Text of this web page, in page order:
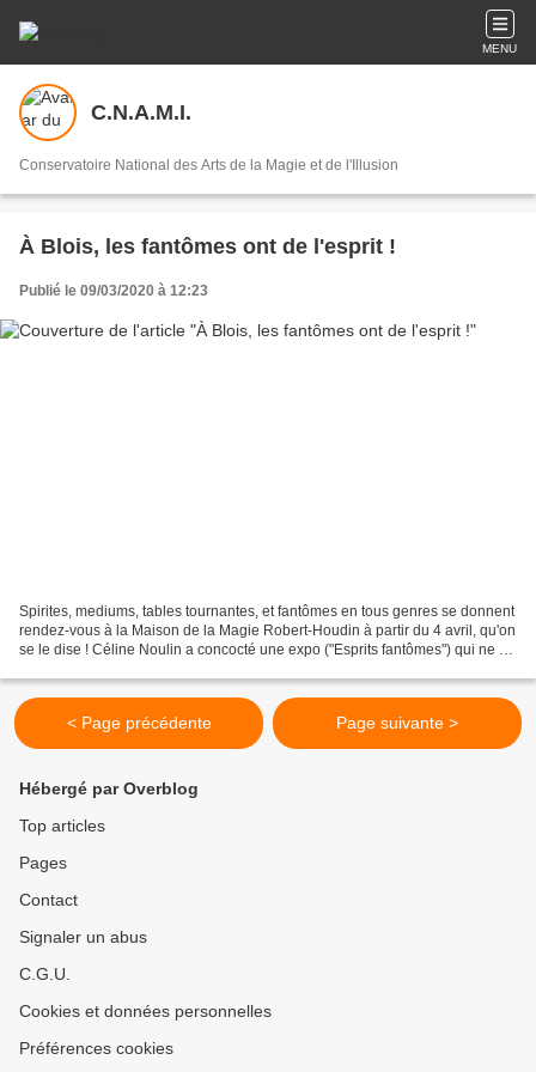
MENU
C.N.A.M.I.
Conservatoire National des Arts de la Magie et de l'Illusion
À Blois, les fantômes ont de l'esprit !
Publié le 09/03/2020 à 12:23
Spirites, mediums, tables tournantes, et fantômes en tous genres se donnent
rendez-vous à la Maison de la Magie Robert-Houdin à partir du 4 avril, qu'on
se le dise ! Céline Noulin a concocté une expo ("Esprits fantômes") qui ne va
< Page précédente Page suivante >
Hébergé par Overblog
Top articles
Pages
Contact
Signaler un abus
C.G.U.
Cookies et données personnelles
Préférences cookies